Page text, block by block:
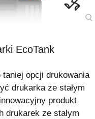
EcoTank
opcji drukowania
drukarka ze stałym
produkt
drukarek ze stałym